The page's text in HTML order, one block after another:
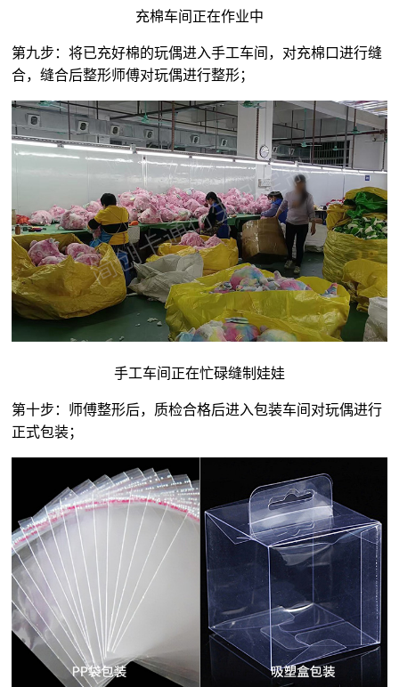
充棉车间正在作业中
第九步：将已充好棉的玩偶进入手工车间，对充棉口进行缝
合，缝合后整形师傅对玩偶进行整形；
手工车间正在忙碌缝制娃娃
第十步：师傅整形后，质检合格后进入包装车间对玩偶进行
正式包装；